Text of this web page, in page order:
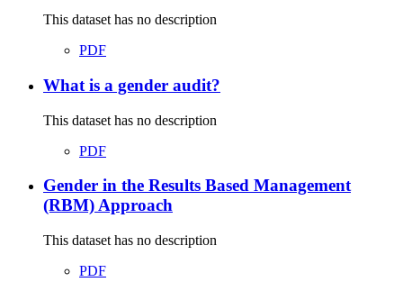
This dataset has no description
PDF
What is a gender audit?
This dataset has no description
PDF
Gender in the Results Based Management
(RBM) Approach
This dataset has no description
PDF